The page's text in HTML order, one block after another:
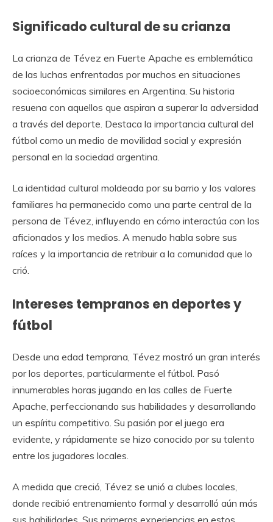
Significado cultural de su crianza
La crianza de Tévez en Fuerte Apache es emblemática
de las luchas enfrentadas por muchos en situaciones
socioeconómicas similares en Argentina. Su historia
resuena con aquellos que aspiran a superar la adversidad
a través del deporte. Destaca la importancia cultural del
fútbol como un medio de movilidad social y expresión
personal en la sociedad argentina.
La identidad cultural moldeada por su barrio y los valores
familiares ha permanecido como una parte central de la
persona de Tévez, influyendo en cómo interactúa con los
aficionados y los medios. A menudo habla sobre sus
raíces y la importancia de retribuir a la comunidad que lo
crió.
Intereses tempranos en deportes y
fútbol
Desde una edad temprana, Tévez mostró un gran interés
por los deportes, particularmente el fútbol. Pasó
innumerables horas jugando en las calles de Fuerte
Apache, perfeccionando sus habilidades y desarrollando
un espíritu competitivo. Su pasión por el juego era
evidente, y rápidamente se hizo conocido por su talento
entre los jugadores locales.
A medida que creció, Tévez se unió a clubes locales,
donde recibió entrenamiento formal y desarrolló aún más
sus habilidades. Sus primeras experiencias en estos